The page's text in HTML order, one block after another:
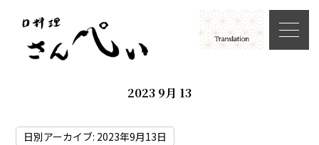
2023 9月 13
日別アーカイブ: 2023年9月13日